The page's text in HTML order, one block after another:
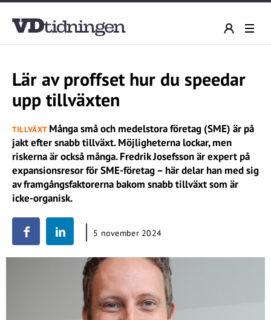
Lär av proffset hur du speedar
upp tillväxten
TILLVÄXTMånga små och medelstora företag (SME) är på
jakt efter snabb tillväxt. Möjligheterna lockar, men
riskerna är också många. Fredrik Josefsson är expert på
expansionsresor för SME-företag – här delar han med sig
av framgångsfaktorerna bakom snabb tillväxt som är
icke-organisk.
5 november 2024